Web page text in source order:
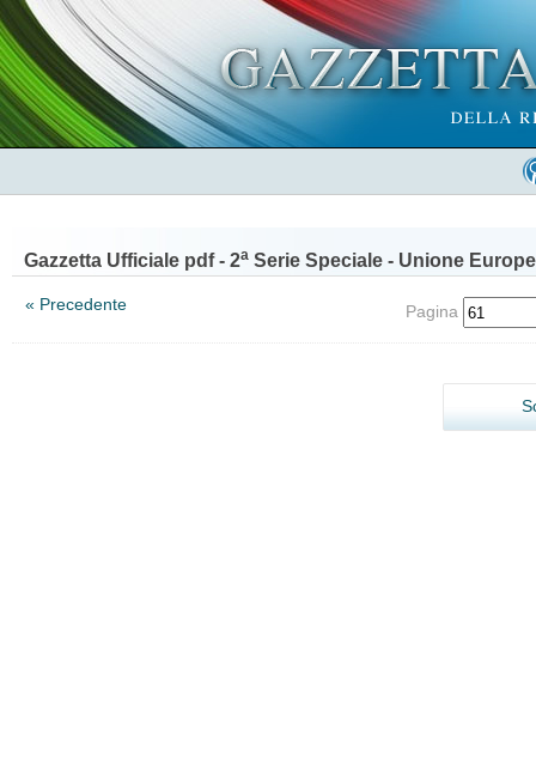
Gazzetta Ufficiale pdf - 2a Serie Speciale - Unione
« Precedente Pagina